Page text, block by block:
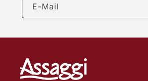
E-Mail